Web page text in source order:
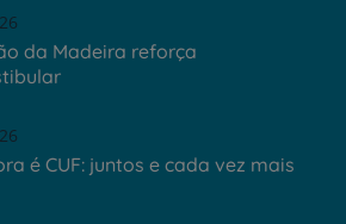
da Madeira reforça
é CUF: juntos e cada vez mais